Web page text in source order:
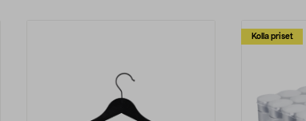
Kolla priset